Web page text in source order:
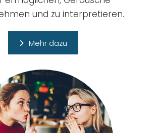
und zu interpretieren.
Mehr dazu